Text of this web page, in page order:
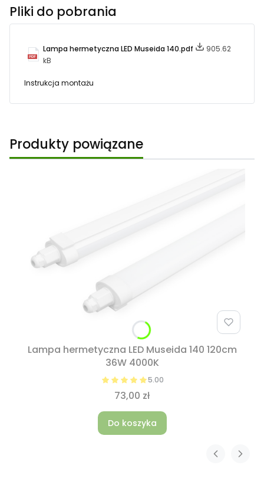
Pliki do pobrania
Lampa hermetyczna LED Museida 140.pdf
905.62
kB
Instrukcja montażu
Produkty powiązane
Lampa hermetyczna LED Museida 140 120cm
36W 4000K
5.00
73,00 zł
Do koszyka